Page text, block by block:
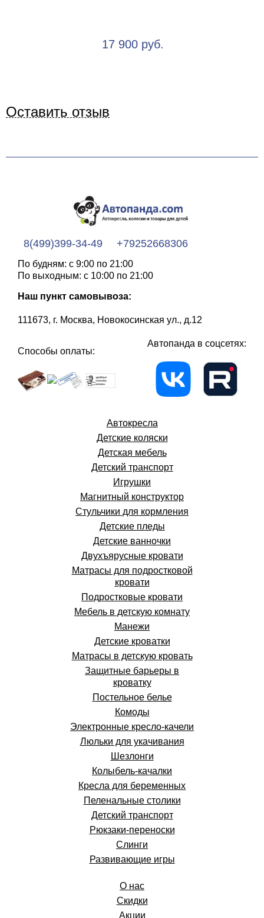
17 900 руб.
Оставить отзыв
8(499)399-34-49 +79252668306
По будням: с 9:00 по 21:00
По выходным: с 10:00 по 21:00
Наш пункт самовывоза:
111673, г. Москва, Новокосинская ул., д.12
Способы оплаты:
Автопанда в соцсетях:
Автокресла
Детские коляски
Детская мебель
Детский транспорт
Игрушки
Магнитный конструктор
Стульчики для кормления
Детские пледы
Детские ванночки
Двухъярусные кровати
Матрасы для подростковой
кровати
Подростковые кровати
Мебель в детскую комнату
Манежи
Детские кроватки
Матрасы в детскую кровать
Защитные барьеры в
кроватку
Постельное белье
Комоды
Электронные кресло-качели
Люльки для укачивания
Шезлонги
Колыбель-качалки
Кресла для беременных
Пеленальные столики
Детский транспорт
Рюкзаки-переноски
Слинги
Развивающие игры
О нас
Скидки
Акции